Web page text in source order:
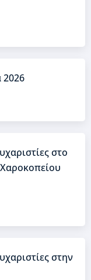
2026
στο
στην